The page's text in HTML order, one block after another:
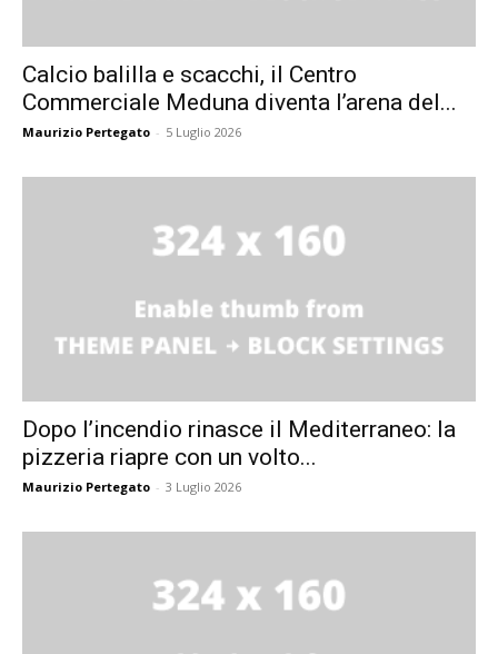
Calcio balilla e scacchi, il Centro
Commerciale Meduna diventa l’arena del...
Maurizio Pertegato - 5 Luglio 2026
Dopo l’incendio rinasce il Mediterraneo: la
pizzeria riapre con un volto...
Maurizio Pertegato - 3 Luglio 2026